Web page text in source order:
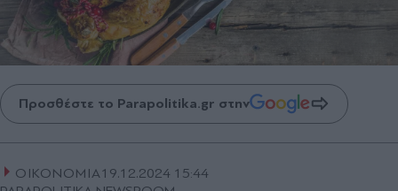
Προσθέστε το Parapolitika.gr στην
ΟΙΚΟΝΟΜΙΑ19.12.2024 15:44